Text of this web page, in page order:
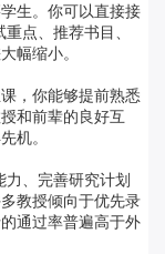
生。你可以直接接
点、推荐书目、
幅缩小。
，你能够提前熟悉
和前辈的良好互
机。
、完善研究计划
教授倾向于优先录
通过率普遍高于外